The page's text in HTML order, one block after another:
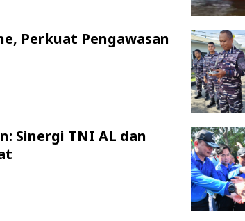
Perkuat Pengawasan
Sinergi TNI AL dan